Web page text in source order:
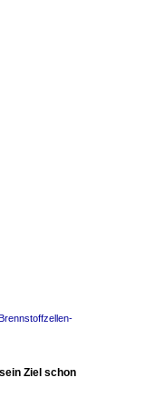
Ziel schon